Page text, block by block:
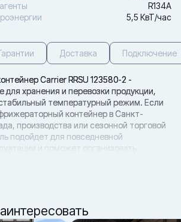
R134A
5,5 КвТ/час
Доставка Подключение
Carrier RRSU 123580-2 -
для хранения и перевозки продукции,
температурный режим. Если
контейнер в Санкт-
производства или сезонной торговой
подойдет для повседневной
и поможет организовать
б/у. Его можно использовать как
камеру, морозильный модуль или